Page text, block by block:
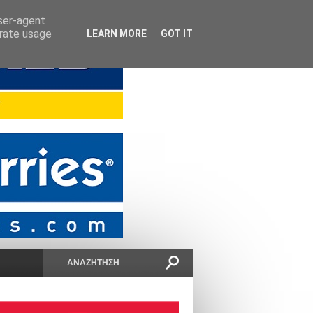
agent
usage
LEARN MORE GOT IT